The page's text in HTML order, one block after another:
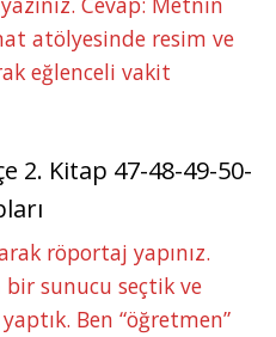
atölyesinde resim ve
eğlenceli vakit
2. Kitap 47-48-49-50-
röportaj yapınız.
bir sunucu seçtik ve
Ben “öğretmen”